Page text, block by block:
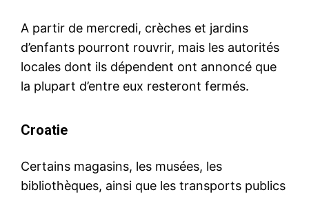
A partir de mercredi, crèches et jardins
d’enfants pourront rouvrir, mais les autorités
locales dont ils dépendent ont annoncé que
la plupart d’entre eux resteront fermés.
Croatie
Certains magasins, les musées, les
bibliothèques, ainsi que les transports publics